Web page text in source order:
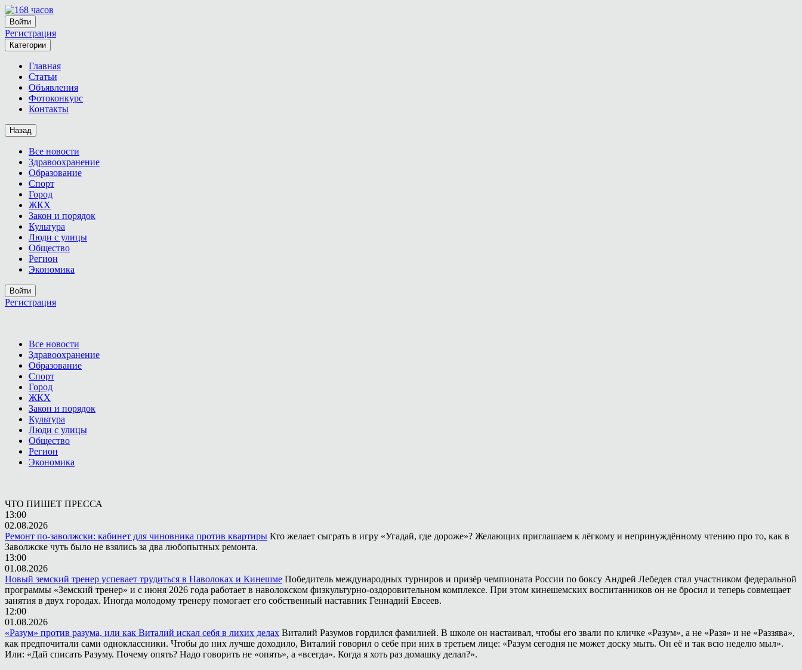
Войти
Регистрация
Категории
Главная
Статьи
Объявления
Фотоконкурс
Контакты
Назад
Все новости
Здравоохранение
Образование
Спорт
Город
ЖКХ
Закон и порядок
Культура
Люди с улицы
Общество
Регион
Экономика
Войти
Регистрация
Все новости
Здравоохранение
Образование
Спорт
Город
ЖКХ
Закон и порядок
Культура
Люди с улицы
Общество
Регион
Экономика
ЧТО ПИШЕТ ПРЕССА
13:00
02.08.2026
Ремонт по-заволжски: кабинет для чиновника против квартиры Кто желает сыграть в игру «Угадай, где дороже»? Желающих приглашаем к лёгкому и непринуждённому чтению про то, как в
Заволжске чуть было не взялись за два любопытных ремонта.
13:00
01.08.2026
Новый земский тренер успевает трудиться в Наволоках и Кинешме Победитель международных турниров и призёр чемпионата России по боксу Андрей Лебедев стал участником федеральной
программы «Земский тренер» и с июня 2026 года работает в наволокском физкультурно-оздоровительном комплексе. При этом кинешемских воспитанников он не бросил и теперь совмещает
занятия в двух городах. Иногда молодому тренеру помогает его собственный наставник Геннадий Евсеев.
12:00
01.08.2026
«Разум» против разума, или как Виталий искал себя в лихих делах Виталий Разумов гордился фамилией. В школе он настаивал, чтобы его звали по кличке «Разум», а не «Разя» и не «Раззява»,
как предпочитали сами одноклассники. Чтобы до них лучше доходило, Виталий говорил о себе при них в третьем лице: «Разум сегодня не может доску мыть. Он её и так всю неделю мыл».
Или: «Дай списать Разуму. Почему опять? Надо говорить не «опять», а «всегда». Когда я хоть раз домашку делал?».